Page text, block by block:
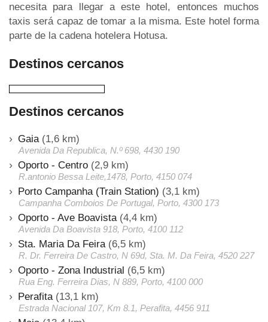
necesita para llegar a este hotel, entonces muchos
taxis será capaz de tomar a la misma. Este hotel forma
parte de la cadena hotelera Hotusa.
Destinos cercanos
Destinos cercanos
Gaia (1,6 km)
Avenida Da Republica, N.º 698, 4430 190
Oporto - Centro (2,9 km)
R.antonio Bessa Leite,1478, Porto, 4150 074
Porto Campanha (Train Station) (3,1 km)
Campanha Comboios De Portugal, Porto, 4300 173
Oporto - Ave Boavista (4,4 km)
Avenida Da Boavista 918, Porto, 4100 112
Sta. Maria Da Feira (6,5 km)
R. Dr. Ferreira De Castro, N 69d, Sta. M. Da Feira, 4520 227
Oporto - Zona Industrial (6,5 km)
Rua Eng. Ferreira Dias, N 889, Porto, 4100 000
Perafita (13,1 km)
Estrada Nacional 107, Km 8.1, Perafita, 4456 911